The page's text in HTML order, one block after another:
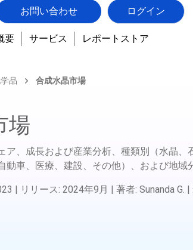
お問い合わせ ログイン
要 サービス レポートストア
品 合成水晶市場
場
ア、成長および産業分析、種類別（水晶、
動車、医療、建設、その他）、および地域
リリース: 2024年9月 著者: Sunanda G.